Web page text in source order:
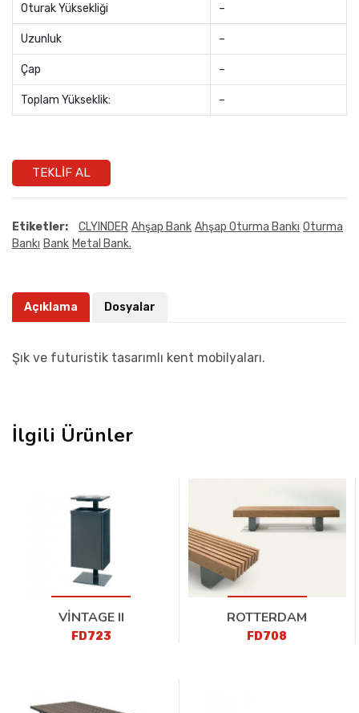
Oturak Yüksekliği –
Uzunluk –
Çap –
Toplam Yükseklik: –
TEKLIF AL
Etiketler: CLYINDER Ahşap Bank Ahşap Oturma Bankı Oturma
Bankı Bank Metal Bank.
Açıklama Dosyalar
Şık ve futuristik tasarımlı kent mobilyaları.
İlgili Ürünler
VİNTAGE II
FD723
ROTTERDAM
FD708